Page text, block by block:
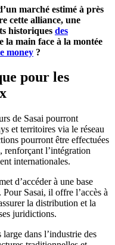
marché estimé à près
cette alliance, une
historiques des
la main face à la montée
money ?
pour les
de Sasai pourront
et territoires via le réseau
pourront être effectuées
renforçant l’intégration
internationales.
d’accéder à une base
Sasai, il offre l’accès à
la distribution et la
juridictions.
dans l’industrie des